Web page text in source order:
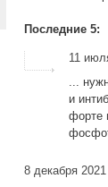
Последние 5:
11
...
и
форте
8 декабря